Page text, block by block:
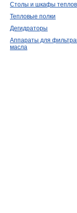
Столы и шкафы
Тепловые полки
Дегидраторы
Аппараты для
масла